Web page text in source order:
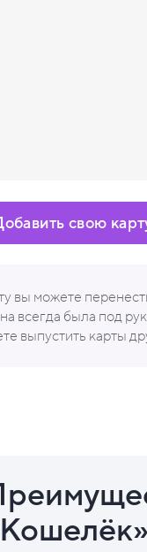
вы можете
всегда была под
выпустить карты
свою